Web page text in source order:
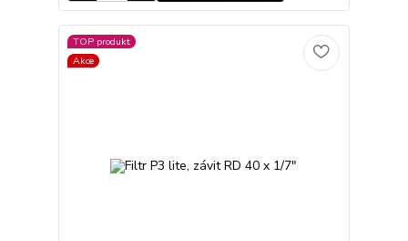
TOP produkt
Akce